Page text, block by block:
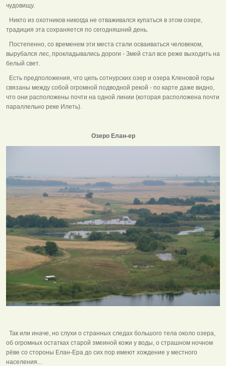
чудовищу.
Никто из охотников никогда не отваживался купаться в этом озере,
традиция эта сохраняется по сегодняшний день.
Постепенно, со временем эти места стали осваиваться человеком,
вырубался лес, прокладывались дороги - Змей стал все реже выходить на
белый свет.
Есть предположения, что цепь сотнурских озер и озера Кленовой горы
связаны между собой огромной подводной рекой - по карте даже видно,
что они расположены почти на одной линии (которая расположена почти
параллельно реке Илеть).
Озеро Елан-ер
Так или иначе, но слухи о странных следах большого тела около озера,
об огромных остатках старой змеиной кожи у воды, о страшном ночном
рёве со стороны Елан-Ера до сих пор имеют хождение у местного
населения...